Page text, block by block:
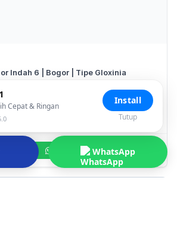
Indah 6 | Bogor | Tipe Gloxinia
WhatsApp
Cepat & Ringan
Install
Tutup